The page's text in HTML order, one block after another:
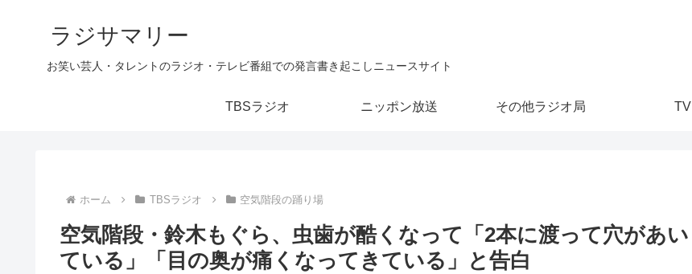
ラジサマリー
お笑い芸人・タレントのラジオ・テレビ番組での発言書き起こしニュースサイト
TBSラジオ ニッポン放送 その他ラジオ局 TV
ホーム TBSラジオ 空気階段の踊り場
空気階段・鈴木もぐら、虫歯が酷くなって「2本に渡って穴があい
ている」「目の奥が痛くなってきている」と告白